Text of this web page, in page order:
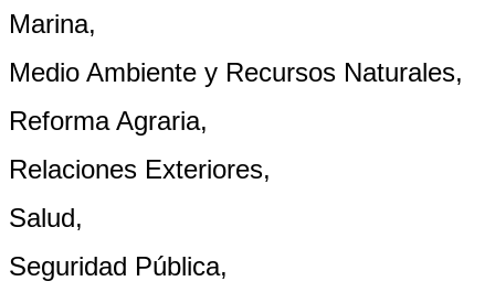
Marina,
Medio Ambiente y Recursos Naturales,
Reforma Agraria,
Relaciones Exteriores,
Salud,
Seguridad Pública,